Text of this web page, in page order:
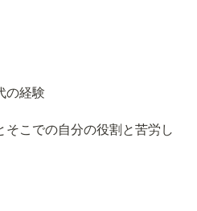
の経験
こでの自分の役割と苦労し